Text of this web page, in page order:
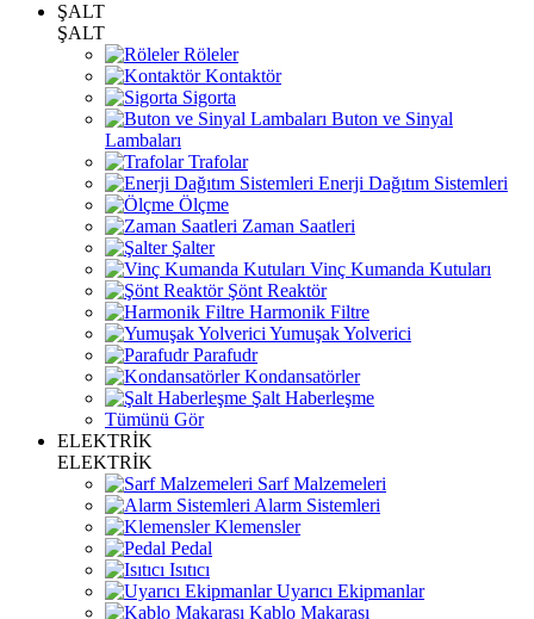
ŞALT
ŞALT
Röleler
Kontaktör
Sigorta
Buton ve Sinyal
Lambaları
Trafolar
Enerji Dağıtım Sistemleri
Ölçme
Zaman Saatleri
Şalter
Vinç Kumanda Kutuları
Şönt Reaktör
Harmonik Filtre
Yumuşak Yolverici
Parafudr
Kondansatörler
Şalt Haberleşme
Tümünü Gör
ELEKTRİK
ELEKTRİK
Sarf Malzemeleri
Alarm Sistemleri
Klemensler
Pedal
Isıtıcı
Uyarıcı Ekipmanlar
Kablo Makarası